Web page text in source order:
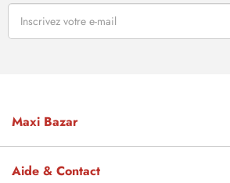
Maxi Bazar
Aide & Contact